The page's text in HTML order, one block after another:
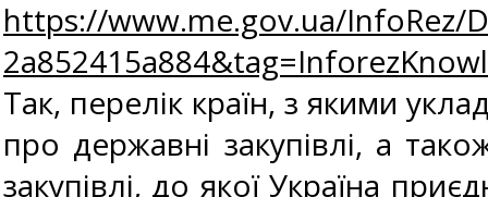
https://www.me.gov.ua/InfoRez/
Так, перелік країн, з якими
про державні закупівлі, а
закупівлі, до якої Україна